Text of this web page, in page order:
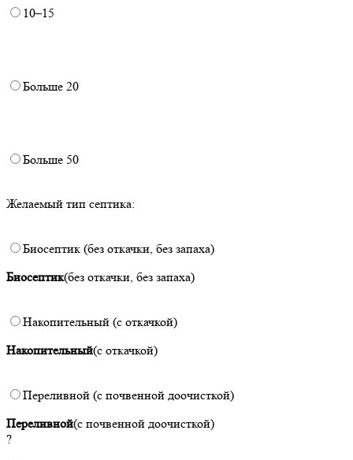
10–15
Больше 20
Больше 50
Желаемый тип септика:
Биосептик (без откачки, без запаха)
Биосептик(без откачки, без запаха)
Накопительный (с откачкой)
Накопительный(с откачкой)
Переливной (с почвенной доочисткой)
Переливной(с почвенной доочисткой)
?